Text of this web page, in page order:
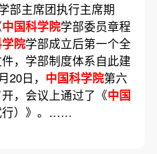
部主席团执行主席期
中国科学院学部委员章程
院学部成立后第一个全
，学部制度体系自此建
20日， 中国科学院第六
，会议上通过了《中国
行）》。……